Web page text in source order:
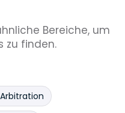
Bereiche, um
zu finden.